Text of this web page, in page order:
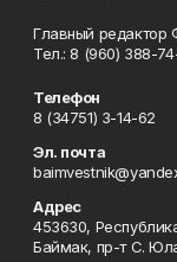
Главный
Тел.: 8 (960) 388-
Телефон
8 (34751) 3-14-62
Эл. почта
Адрес
453630,
Баймак, пр-т С.